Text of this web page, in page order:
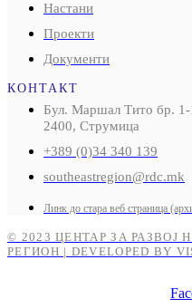
Настани
Проекти
Документи
КОНТАКТ
Бул. Маршал Тито бр. 1-
2400, Струмица
+389 (0)34 340 139
southeastregion@rdc.mk
Линк до стара веб страница
© 2023 ЦЕНТАР ЗА РАЗВОЈ
РЕГИОН | DEVELOPED BY